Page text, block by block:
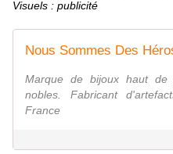
Visuels : publicité
Marque de bijoux haut de
nobles. Fabricant
France